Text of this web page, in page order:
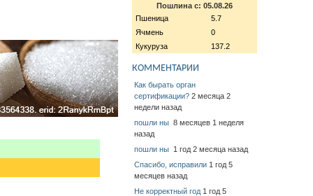
Пошлина с: 05.08.26
Пшеница
5.7
Ячмень
0
Кукуруза
137.2
КОММЕНТАРИИ
Как бырать орган
сертификации? 2 месяца 2
недели назад
пошли ны 8 месяцев 1 неделя
назад
пошли ны 1 год 2 месяца назад
Спасибо, исправили 1 год 5
месяцев назад
Не корректный год 1 год 5